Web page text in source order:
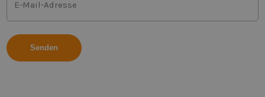
Mail-
Adresse
(Erforderlich)